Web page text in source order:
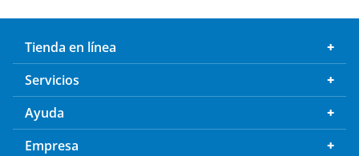
Tienda en línea
Servicios
Ayuda
Empresa